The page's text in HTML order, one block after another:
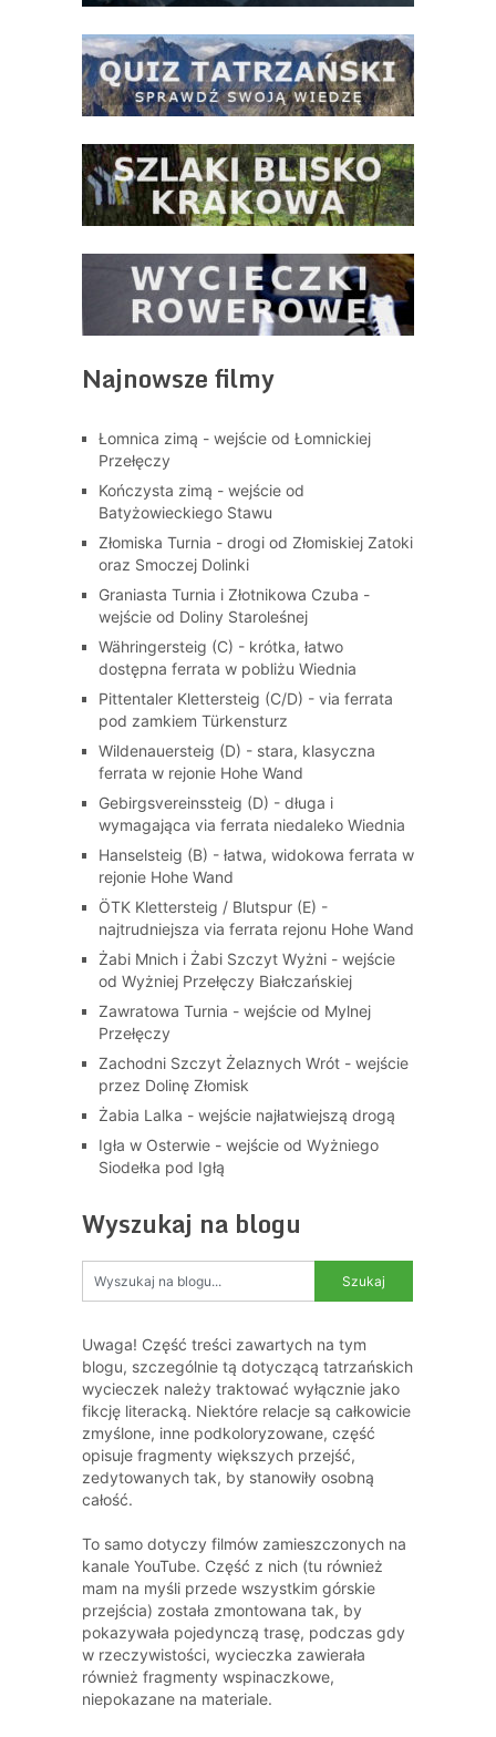
Najnowsze filmy
Łomnica zimą - wejście od Łomnickiej
Przełęczy
Kończysta zimą - wejście od
Batyżowieckiego Stawu
Złomiska Turnia - drogi od Złomiskiej Zatoki
oraz Smoczej Dolinki
Graniasta Turnia i Złotnikowa Czuba -
wejście od Doliny Staroleśnej
Währingersteig (C) - krótka, łatwo
dostępna ferrata w pobliżu Wiednia
Pittentaler Klettersteig (C/D) - via ferrata
pod zamkiem Türkensturz
Wildenauersteig (D) - stara, klasyczna
ferrata w rejonie Hohe Wand
Gebirgsvereinssteig (D) - długa i
wymagająca via ferrata niedaleko Wiednia
Hanselsteig (B) - łatwa, widokowa ferrata w
rejonie Hohe Wand
ÖTK Klettersteig / Blutspur (E) -
najtrudniejsza via ferrata rejonu Hohe Wand
Żabi Mnich i Żabi Szczyt Wyżni - wejście
od Wyżniej Przełęczy Białczańskiej
Zawratowa Turnia - wejście od Mylnej
Przełęczy
Zachodni Szczyt Żelaznych Wrót - wejście
przez Dolinę Złomisk
Żabia Lalka - wejście najłatwiejszą drogą
Igła w Osterwie - wejście od Wyżniego
Siodełka pod Igłą
Wyszukaj na blogu
Uwaga! Część treści zawartych na tym
blogu, szczególnie tą dotyczącą tatrzańskich
wycieczek należy traktować wyłącznie jako
fikcję literacką. Niektóre relacje są całkowicie
zmyślone, inne podkoloryzowane, część
opisuje fragmenty większych przejść,
zedytowanych tak, by stanowiły osobną
całość.
To samo dotyczy filmów zamieszczonych na
kanale YouTube. Część z nich (tu również
mam na myśli przede wszystkim górskie
przejścia) została zmontowana tak, by
pokazywała pojedynczą trasę, podczas gdy
w rzeczywistości, wycieczka zawierała
również fragmenty wspinaczkowe,
niepokazane na materiale.